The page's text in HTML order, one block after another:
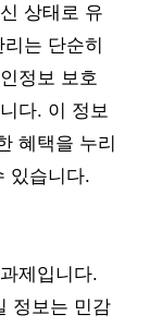
상태로 유
는 단순히
정보 보호
다. 이 정보
혜택을 누리
있습니다.
제입니다.
정보는 민감